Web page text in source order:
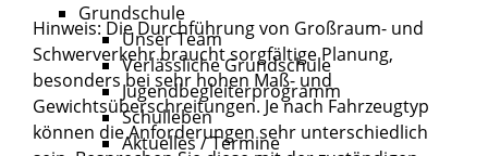
Grundschule
Unser Team
Verlässliche Grundschule
Jugendbegleiterprogramm
Schulleben
Aktuelles / Termine
Hinweis:Die Durchführung von Großraum- und
Schwerverkehr braucht sorgfältige Planung,
besonders bei sehr hohen Maß- und
Gewichtsüberschreitungen. Je nach Fahrzeugtyp
können die Anforderungen sehr unterschiedlich